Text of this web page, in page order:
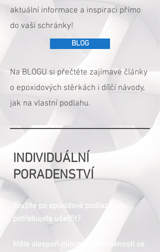
aktuální informace a inspiraci přímo
do vaší schránky!
BLOG
Na BLOGU si přečtěte zajímavé články
o epoxidových stěrkách i dílčí návody,
jak na vlastní podlahu.
INDIVIDUÁLNÍ
PORADENSTVÍ
oužíte po epoxidové podlaze, ale
potřebujete ušetřit?
Máte alespoň minimální zkušenosti se